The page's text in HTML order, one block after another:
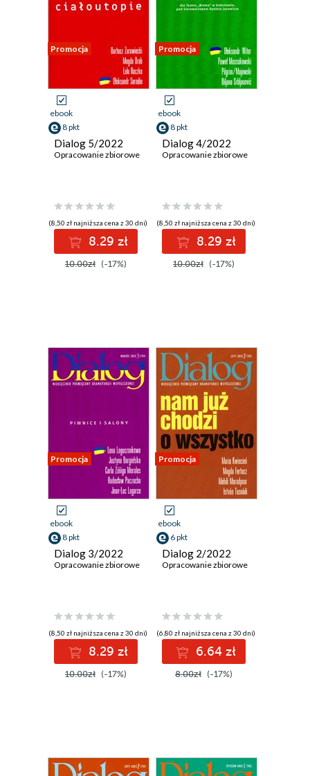
Promocja
ebook
8 pkt
Dialog 5/2022
Opracowanie zbiorowe
(8,50 zł najniższa cena z 30 dni)
8.29 zł
10.00zł (-17%)
Promocja
ebook
8 pkt
Dialog 4/2022
Opracowanie zbiorowe
(8,50 zł najniższa cena z 30 dni)
8.29 zł
10.00zł (-17%)
Promocja
ebook
8 pkt
Dialog 3/2022
Opracowanie zbiorowe
(8,50 zł najniższa cena z 30 dni)
8.29 zł
10.00zł (-17%)
Promocja
ebook
6 pkt
Dialog 2/2022
Opracowanie zbiorowe
(6,80 zł najniższa cena z 30 dni)
6.64 zł
8.00zł (-17%)